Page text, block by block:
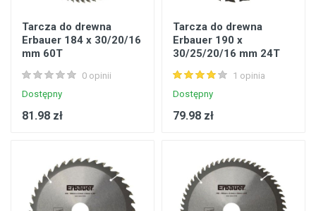
Tarcza do drewna
Erbauer 184 x 30/20/16
mm 60T
0 opinii
Dostępny
81.98 zł
Tarcza do drewna
Erbauer 190 x
30/25/20/16 mm 24T
1 opinia
Dostępny
79.98 zł